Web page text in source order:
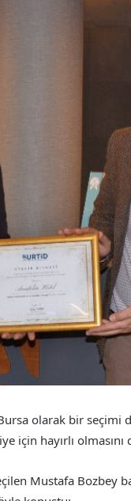
olarak bir seçimi
için hayırlı
Mustafa Bozbey